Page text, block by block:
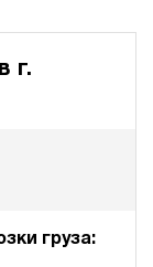
г.
груза: